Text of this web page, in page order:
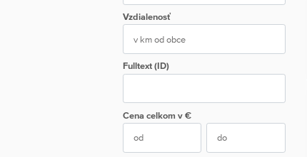
Vzdialenosť
Fulltext (ID)
Cena celkom v €